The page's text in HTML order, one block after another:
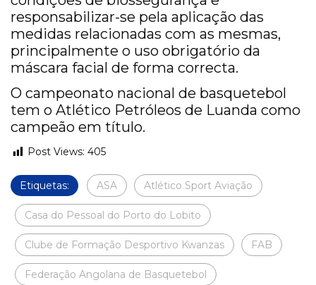
responsabilizar-se pela aplicação das
medidas relacionadas com as mesmas,
principalmente o uso obrigatório da
máscara facial de forma correcta.
O campeonato nacional de basquetebol
tem o Atlético Petróleos de Luanda como
campeão em título.
Post Views: 405
Etiquetas: ASA Atlético Sport Aviação
Casa do Pessoal do Porto do Lobito
Clube de Formação Desportivo Kwanzas FAB
Federação Angolana de Basquetebol